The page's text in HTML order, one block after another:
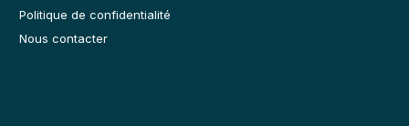
Politique de confidentialité
Nous contacter